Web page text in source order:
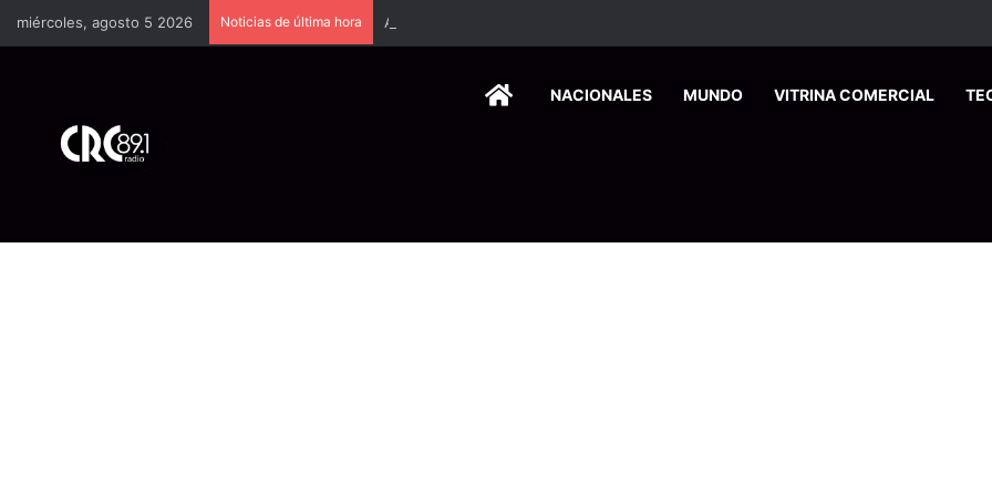
miércoles, agosto 5 2026 Noticias de última hora
HOMENACIONALES MUNDO VITRINA COMERCIAL